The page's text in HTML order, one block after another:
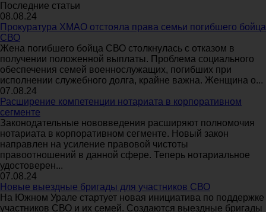
Последние статьи
08.08.24
Прокуратура ХМАО отстояла права семьи погибшего бойца
СВО
Жена погибшего бойца СВО столкнулась с отказом в
получении положенной выплаты. Проблема социального
обеспечения семей военнослужащих, погибших при
исполнении служебного долга, крайне важна. Женщина о...
07.08.24
Расширение компетенции нотариата в корпоративном
сегменте
Законодательные нововведения расширяют полномочия
нотариата в корпоративном сегменте. Новый закон
направлен на усиление правовой чистоты
правоотношений в данной сфере. Теперь нотариальное
удостоверен...
07.08.24
Новые выездные бригады для участников СВО
На Южном Урале стартует новая инициатива по поддержке
участников СВО и их семей. Создаются выездные бригады